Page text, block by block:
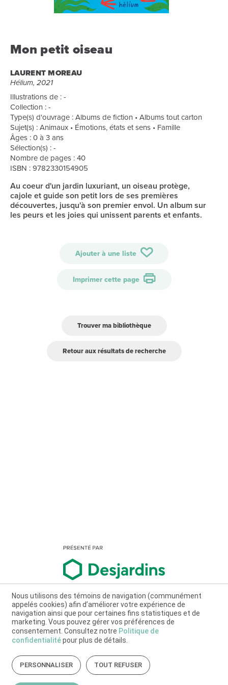
Mon petit oiseau
LAURENT MOREAU
Hélium, 2021
Illustrations de : -
Collection : -
Type(s) d'ouvrage : Albums de fiction • Albums tout carton
Sujet(s) : Animaux • Émotions, états et sens • Famille
Âges : 0 à 3 ans
Sélection(s) : -
Nombre de pages : 40
ISBN : 9782330154905
Au coeur d'un jardin luxuriant, un oiseau protège,
cajole et guide son petit lors de ses premières
découvertes, jusqu'à son premier envol. Un album sur
les peurs et les joies qui unissent parents et enfants.
Ajouter à une liste
Imprimer cette page
Trouver ma bibliothèque
Retour aux résultats de recherche
Nous utilisons des témoins de navigation (communément
appelés cookies) afin d’améliorer votre expérience de
navigation ainsi que pour certaines fins statistiques et de
marketing. Vous pouvez gérer vos préférences de
consentement. Consultez notre Politique de
confidentialitépour plus de détails.
PERSONNALISER TOUT REFUSER